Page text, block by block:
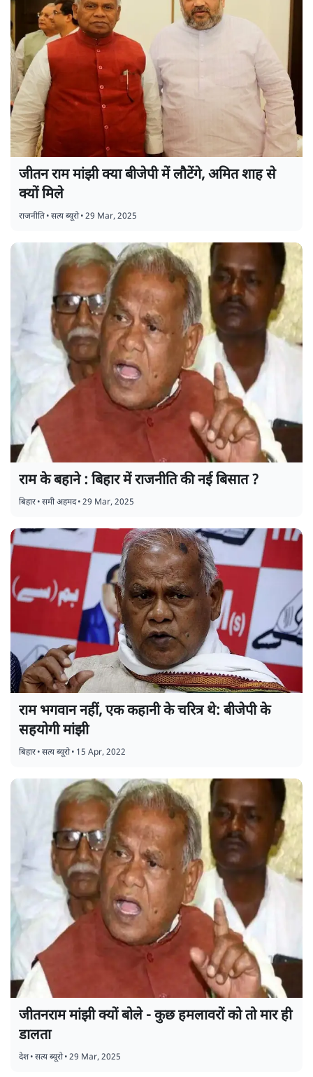
जीतन राम मांझी क्या बीजेपी में लौटेंगे, अमित शाह से
क्यों मिले
राजनीति•सत्य ब्यूरो•29 Mar, 2025
राम के बहाने : बिहार में राजनीति की नई बिसात ?
बिहार•समी अहमद•29 Mar, 2025
राम भगवान नहीं, एक कहानी के चरित्र थे: बीजेपी के
सहयोगी मांझी
बिहार•सत्य ब्यूरो• 15 Apr, 2022
जीतनराम मांझी क्यों बोले - कुछ हमलावरों को तो मार ही
डालता
देश•सत्य ब्यूरो•29 Mar, 2025